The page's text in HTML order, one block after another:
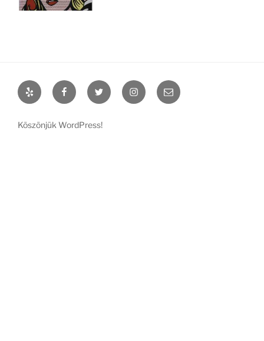
Yelp FacebookTwitter InstagramEmail
Köszönjük WordPress!